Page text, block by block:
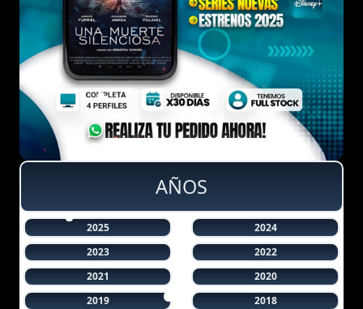
AÑOS
2025
2024
2023
2022
2021
2020
2019
2018